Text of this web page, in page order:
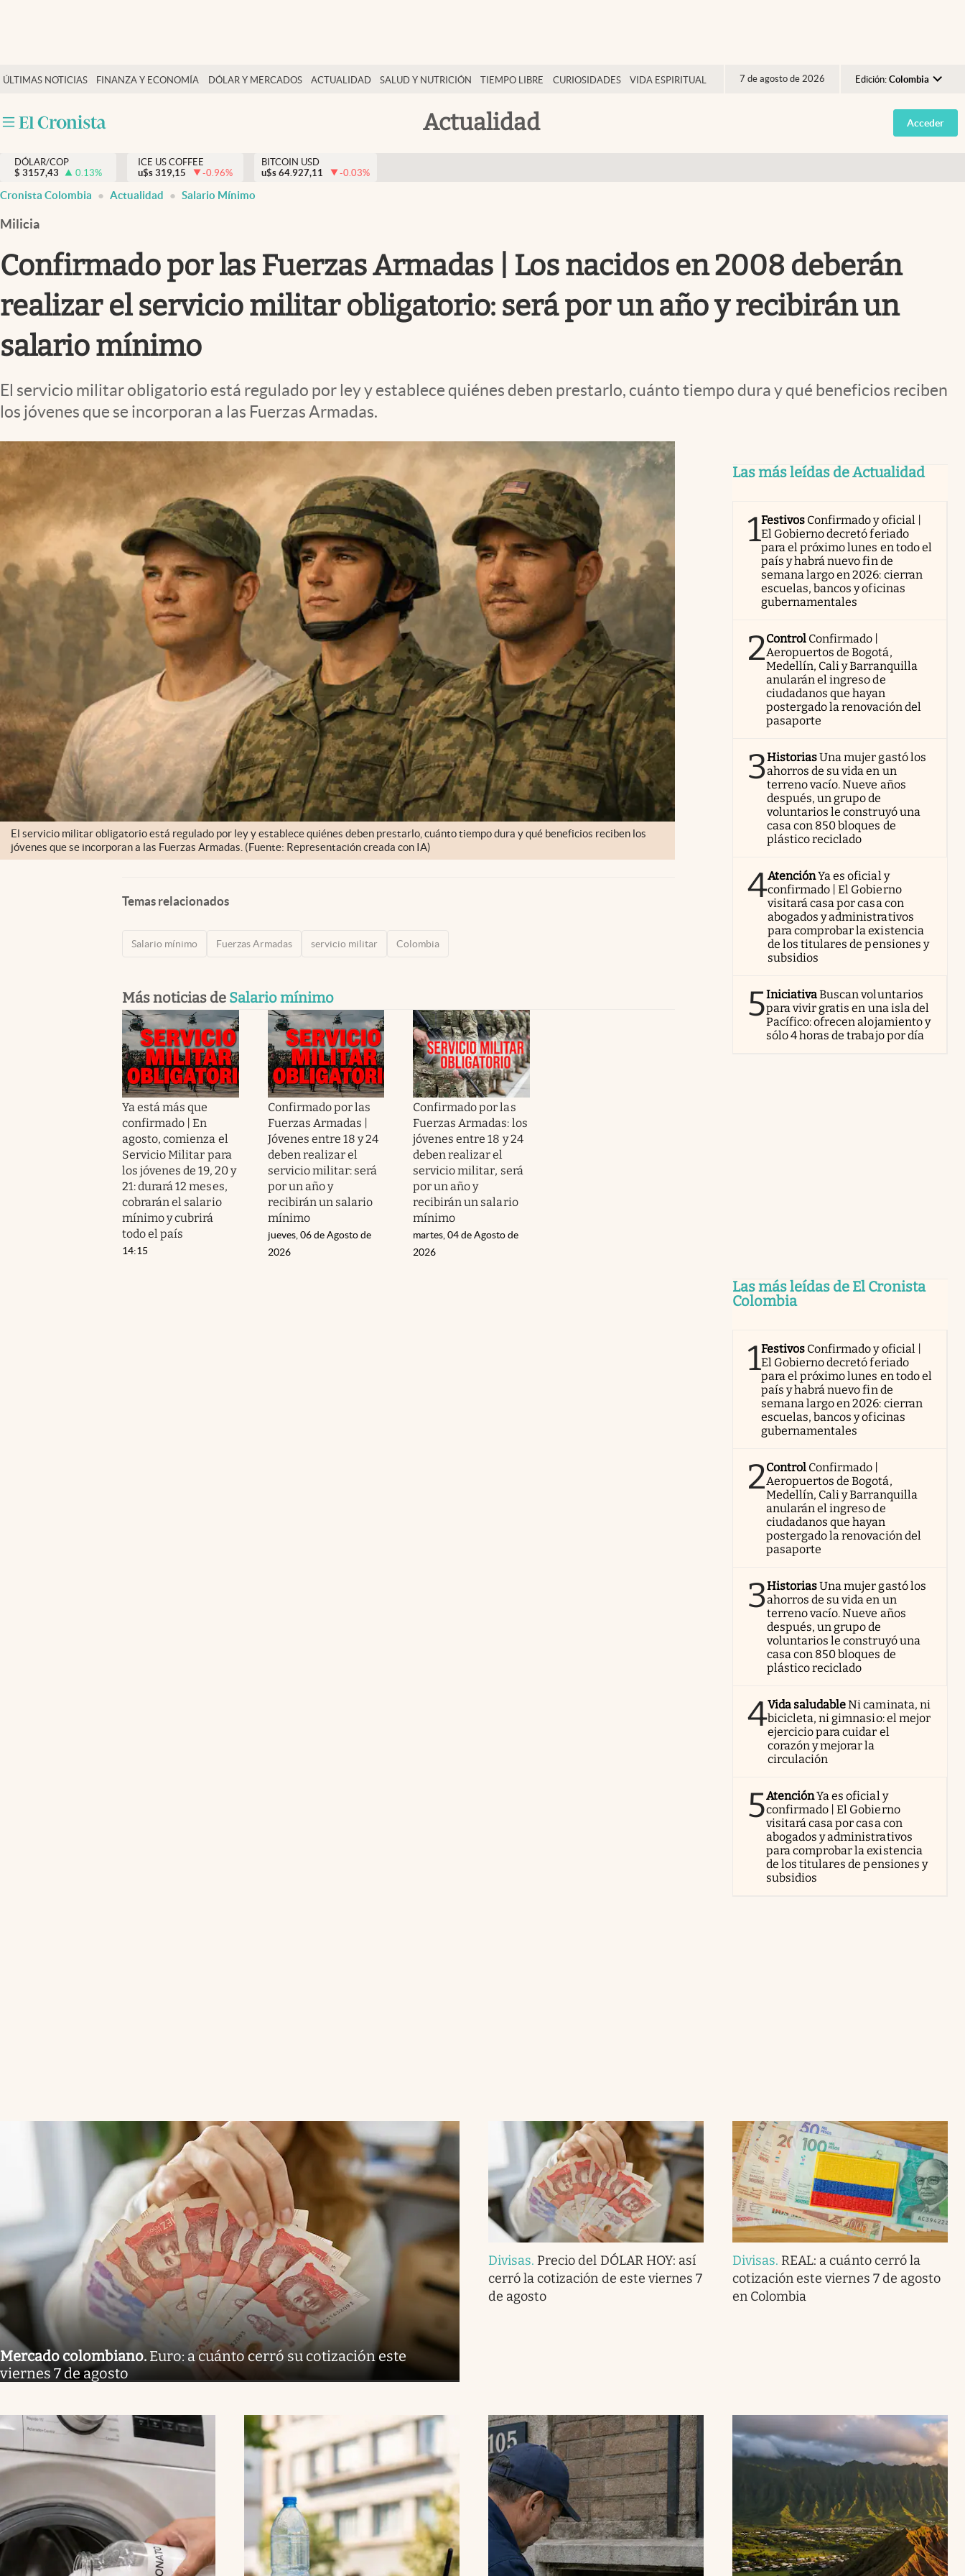
ÚLTIMAS NOTICIAS FINANZA Y ECONOMÍA DÓLAR Y MERCADOS ACTUALIDAD SALUD Y NUTRICIÓN TIEMPO LIBRE CURIOSIDADES VIDA ESPIRITUAL 7 de agosto de 2026 Edición: Colombia
Argentina
España
Actualidad
Salud y nutrición
Tiempo libre
Dólar y mercados
Curiosidades
Acceder
DÓLAR/COP
$ 3157,43 0.13%
ICE US COFFEE
u$s 319,15 -0.96%
BITCOIN USD
u$s 64.927,11 -0.03%
Cronista Colombia Actualidad Salario Mínimo
Milicia
Confirmado por las Fuerzas Armadas | Los nacidos en 2008 deberán
realizar el servicio militar obligatorio: será por un año y recibirán un
salario mínimo
El servicio militar obligatorio está regulado por ley y establece quiénes deben prestarlo, cuánto tiempo dura y qué beneficios reciben
los jóvenes que se incorporan a las Fuerzas Armadas.
El servicio militar obligatorio está regulado por ley y establece quiénes deben prestarlo, cuánto tiempo dura y qué beneficios reciben los
jóvenes que se incorporan a las Fuerzas Armadas. (Fuente: Representación creada con IA)
Temas relacionados
Salario mínimo Fuerzas Armadas servicio militar Colombia
Más noticias de Salario mínimo
Ya está más que
confirmado | En
agosto, comienza el
Servicio Militar para
los jóvenes de 19, 20 y
21: durará 12 meses,
cobrarán el salario
mínimo y cubrirá
todo el país
14:15
Confirmado por las
Fuerzas Armadas |
Jóvenes entre 18 y 24
deben realizar el
servicio militar: será
por un año y
recibirán un salario
mínimo
jueves, 06 de Agosto de
2026
Confirmado por las
Fuerzas Armadas: los
jóvenes entre 18 y 24
deben realizar el
servicio militar, será
por un año y
recibirán un salario
mínimo
martes, 04 de Agosto de
2026
Las más leídas de Actualidad
1Festivos Confirmado y oficial |
El Gobierno decretó feriado
para el próximo lunes en todo el
país y habrá nuevo fin de
semana largo en 2026: cierran
escuelas, bancos y oficinas
gubernamentales
2Control Confirmado |
Aeropuertos de Bogotá,
Medellín, Cali y Barranquilla
anularán el ingreso de
ciudadanos que hayan
postergado la renovación del
pasaporte
3HistoriasUna mujer gastó los
ahorros de su vida en un
terreno vacío. Nueve años
después, un grupo de
voluntarios le construyó una
casa con 850 bloques de
plástico reciclado
4AtenciónYa es oficial y
confirmado | El Gobierno
visitará casa por casa con
abogados y administrativos
para comprobar la existencia
de los titulares de pensiones y
subsidios
5IniciativaBuscan voluntarios
para vivir gratis en una isla del
Pacífico: ofrecen alojamiento y
sólo 4 horas de trabajo por día
Las más leídas de El Cronista
Colombia
1Festivos Confirmado y oficial |
El Gobierno decretó feriado
para el próximo lunes en todo el
país y habrá nuevo fin de
semana largo en 2026: cierran
escuelas, bancos y oficinas
gubernamentales
2Control Confirmado |
Aeropuertos de Bogotá,
Medellín, Cali y Barranquilla
anularán el ingreso de
ciudadanos que hayan
postergado la renovación del
pasaporte
3HistoriasUna mujer gastó los
ahorros de su vida en un
terreno vacío. Nueve años
después, un grupo de
voluntarios le construyó una
casa con 850 bloques de
plástico reciclado
4Vida saludableNi caminata, ni
bicicleta, ni gimnasio: el mejor
ejercicio para cuidar el
corazón y mejorar la
circulación
5AtenciónYa es oficial y
confirmado | El Gobierno
visitará casa por casa con
abogados y administrativos
para comprobar la existencia
de los titulares de pensiones y
subsidios
Mercado colombiano. Euro: a cuánto cerró su cotización este
viernes 7 de agosto
Divisas. Precio del DÓLAR HOY: así
cerró la cotización de este viernes 7
de agosto
Divisas. REAL: a cuánto cerró la
cotización este viernes 7 de agosto
en Colombia